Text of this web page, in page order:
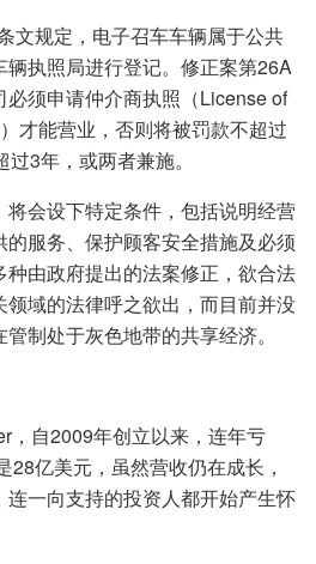
文规定，电子召车车辆属于公共
执照局进行登记。修正案第26A
须申请仲介商执照（License of
才能营业，否则将被罚款不超过
3年，或两者兼施。
会设下特定条件，包括说明经营
服务、保护顾客安全措施及必须
由政府提出的法案修正，欲合法
域的法律呼之欲出，而目前并没
制处于灰色地带的共享经济。
，自2009年创立以来，连年亏
亿美元，虽然营收仍在成长，
一向支持的投资人都开始产生怀